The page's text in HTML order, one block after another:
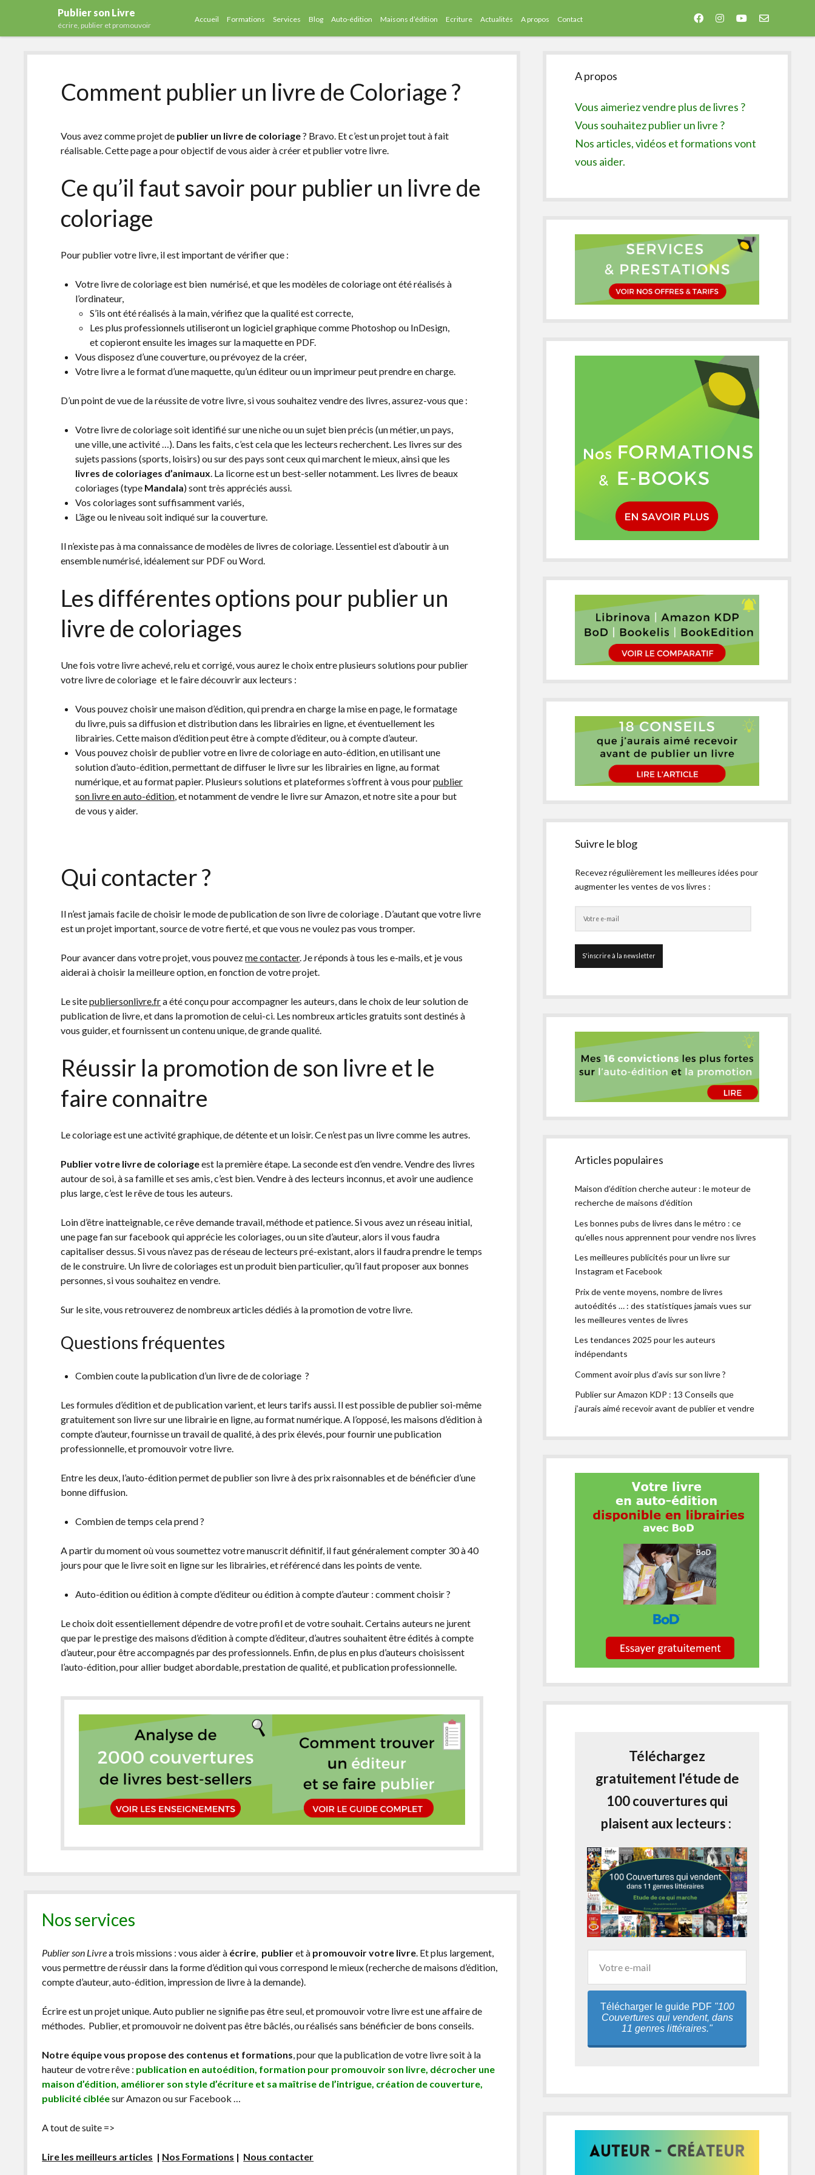
Publier son Livre
écrire, publier et promouvoir
Accueil Formations Services Blog Auto-édition Maisons d’édition Ecriture Actualités A propos Contact facebookinstagram
youtubeemail-
Comment publier un livre de Coloriage ?
Vous avez comme projet de publier un livre de coloriage? Bravo. Et c’est un projet tout à fait
réalisable. Cette page a pour objectif de vous aider à créer et publier votre livre.
Ce qu’il faut savoir pour publier un livre de
coloriage
Pour publier votre livre, il est important de vérifier que :
Votre livre de coloriage est bien numérisé, et que les modèles de coloriage ont été réalisés à
l’ordinateur,
S’ils ont été réalisés à la main, vérifiez que la qualité est correcte,
Les plus professionnels utiliseront un logiciel graphique comme Photoshop ou InDesign,
et copieront ensuite les images sur la maquette en PDF.
Vous disposez d’une couverture, ou prévoyez de la créer,
Votre livre a le format d’une maquette, qu’un éditeur ou un imprimeur peut prendre en charge.
D’un point de vue de la réussite de votre livre, si vous souhaitez vendre des livres, assurez-vous que :
Votre livre de coloriage soit identifié sur une niche ou un sujet bien précis (un métier, un pays,
une ville, une activité …). Dans les faits, c’est cela que les lecteurs recherchent. Les livres sur des
sujets passions (sports, loisirs) ou sur des pays sont ceux qui marchent le mieux, ainsi que les
livres de coloriages d’animaux. La licorne est un best-seller notamment. Les livres de beaux
coloriages (type Mandala) sont très appréciés aussi.
Vos coloriages sont suffisamment variés,
L’âge ou le niveau soit indiqué sur la couverture.
Il n’existe pas à ma connaissance de modèles de livres de coloriage. L’essentiel est d’aboutir à un
ensemble numérisé, idéalement sur PDF ou Word.
Les différentes options pour publier un
livre de coloriages
Une fois votre livre achevé, relu et corrigé, vous aurez le choix entre plusieurs solutions pour publier
votre livre de coloriage et le faire découvrir aux lecteurs :
Vous pouvez choisir une maison d’édition, qui prendra en charge la mise en page, le formatage
du livre, puis sa diffusion et distribution dans les librairies en ligne, et éventuellement les
librairies. Cette maison d’édition peut être à compte d’éditeur, ou à compte d’auteur.
Vous pouvez choisir de publier votre en livre de coloriage en auto-édition, en utilisant une
solution d’auto-édition, permettant de diffuser le livre sur les librairies en ligne, au format
numérique, et au format papier. Plusieurs solutions et plateformes s’offrent à vous pourpublier
son livre en auto-édition, et notamment de vendre le livre sur Amazon, et notre site a pour but
de vous y aider.
Qui contacter ?
Il n’est jamais facile de choisir le mode de publication de son livre de coloriage . D’autant que votre livre
est un projet important, source de votre fierté, et que vous ne voulez pas vous tromper.
Pour avancer dans votre projet, vous pouvezme contacter. Je réponds à tous les e-mails, et je vous
aiderai à choisir la meilleure option, en fonction de votre projet.
Le sitepubliersonlivre.fra été conçu pour accompagner les auteurs, dans le choix de leur solution de
publication de livre, et dans la promotion de celui-ci. Les nombreux articles gratuits sont destinés à
vous guider, et fournissent un contenu unique, de grande qualité.
Réussir la promotion de son livre et le
faire connaitre
Le coloriage est une activité graphique, de détente et un loisir. Ce n’est pas un livre comme les autres.
Publier votre livre de coloriageest la première étape. La seconde est d’en vendre. Vendre des livres
autour de soi, à sa famille et ses amis, c’est bien. Vendre à des lecteurs inconnus, et avoir une audience
plus large, c’est le rêve de tous les auteurs.
Loin d’être inatteignable, ce rêve demande travail, méthode et patience. Si vous avez un réseau initial,
une page fan sur facebook qui apprécie les coloriages, ou un site d’auteur, alors il vous faudra
capitaliser dessus. Si vous n’avez pas de réseau de lecteurs pré-existant, alors il faudra prendre le temps
de le construire. Un livre de coloriages est un produit bien particulier, qu’il faut proposer aux bonnes
personnes, si vous souhaitez en vendre.
Sur le site, vous retrouverez de nombreux articles dédiés à la promotion de votre livre.
Questions fréquentes
Combien coute la publication d’un livre de de coloriage ?
Les formules d’édition et de publication varient, et leurs tarifs aussi. Il est possible de publier soi-même
gratuitement son livre sur une librairie en ligne, au format numérique. A l’opposé, les maisons d’édition à
compte d’auteur, fournisse un travail de qualité, à des prix élevés, pour fournir une publication
professionnelle, et promouvoir votre livre.
Entre les deux, l’auto-édition permet de publier son livre à des prix raisonnables et de bénéficier d’une
bonne diffusion.
Combien de temps cela prend ?
A partir du moment où vous soumettez votre manuscrit définitif, il faut généralement compter 30 à 40
jours pour que le livre soit en ligne sur les librairies, et référencé dans les points de vente.
Auto-édition ou édition à compte d’éditeur ou édition à compte d’auteur : comment choisir ?
Le choix doit essentiellement dépendre de votre profil et de votre souhait. Certains auteurs ne jurent
que par le prestige des maisons d’édition à compte d’éditeur, d’autres souhaitent être édités à compte
d’auteur, pour être accompagnés par des professionnels. Enfin, de plus en plus d’auteurs choisissent
l’auto-édition, pour allier budget abordable, prestation de qualité, et publication professionnelle.
Nos services
Publier son Livrea trois missions : vous aider à écrire publieret à promouvoir votre livre . Et plus largement,
vous permettre de réussir dans la forme d’édition qui vous correspond le mieux (recherche de maisons d’édition,
compte d’auteur, auto-édition, impression de livre à la demande).
Écrire est un projet unique. Auto publier ne signifie pas être seul, et promouvoir votre livre est une affaire de
méthodes. Publier, et promouvoir ne doivent pas être bâclés, ou réalisés sans bénéficier de bons conseils.
Notre équipe vous propose des contenus et formations , pour que la publication de votre livre soit à la
hauteur de votre rêve : publication en autoédition, formation pour promouvoir son livre, décrocher une
maison d’édition, améliorer son style d’écriture et sa maîtrise de l’intrigue, création de couverture,
publicité cibléesur Amazon ou sur Facebook …
A tout de suite =>
Lire les meilleurs articles | Nos Formations | Nous contacter
Sidebar
A propos
Vous aimeriez vendre plus de livres ?
Vous souhaitez publier un livre ?
Nos articles, vidéos et formations vont
vous aider.
Suivre le blog
Recevez régulièrement les meilleures idées pour
augmenter les ventes de vos livres :
Articles populaires
Maison d’édition cherche auteur : le moteur de
recherche de maisons d’édition
Les bonnes pubs de livres dans le métro : ce
qu’elles nous apprennent pour vendre nos livres
Les meilleures publicités pour un livre sur
Instagram et Facebook
Prix de vente moyens, nombre de livres
autoédités … : des statistiques jamais vues sur
les meilleures ventes de livres
Les tendances 2025 pour les auteurs
indépendants
Comment avoir plus d’avis sur son livre ?
Publier sur Amazon KDP : 13 Conseils que
j’aurais aimé recevoir avant de publier et vendre
Téléchargez
gratuitement l'étude de
100 couvertures qui
plaisent aux lecteurs :
Télécharger le guide PDF "100
Couvertures qui vendent, dans
11 genres littéraires."